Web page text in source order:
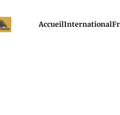
AccueilInternational